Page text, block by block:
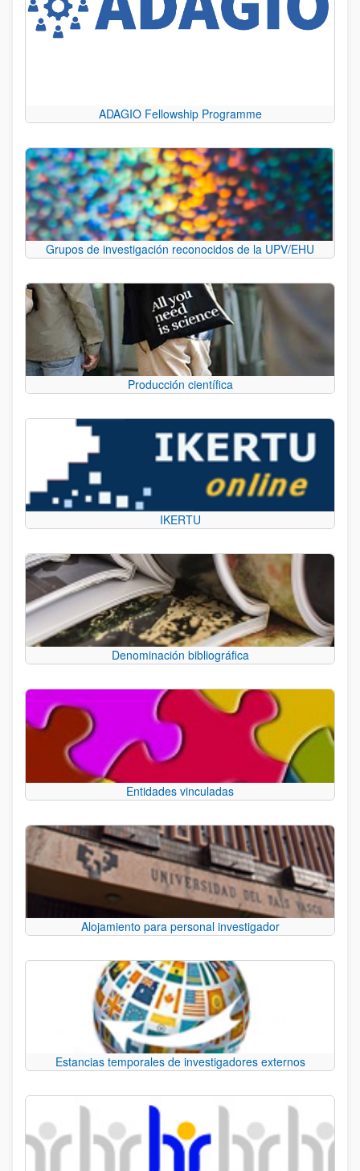
ADAGIO Fellowship Programme
Grupos de investigación reconocidos de la UPV/EHU
Producción científica
IKERTU
Denominación bibliográfica
Entidades vinculadas
Alojamiento para personal investigador
Estancias temporales de investigadores externos